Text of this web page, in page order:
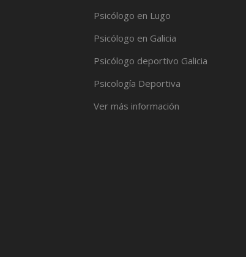
Psicólogo en Lugo
Psicólogo en Galicia
Psicólogo deportivo Galicia
Psicología Deportiva
Ver más información